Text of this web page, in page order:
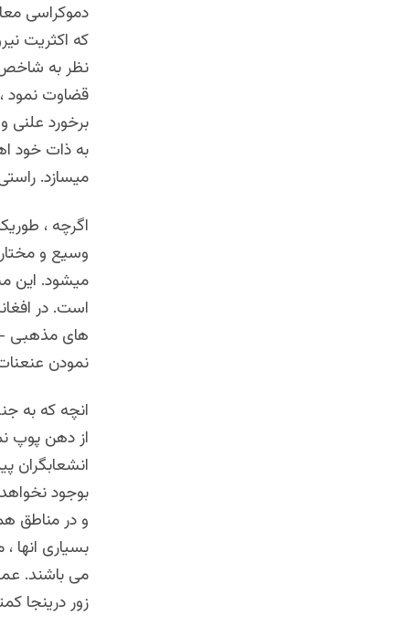
دموکراسی
که اکثریت
نظر به شاخص
قضاوت نمود
برخورد علنی
به ذات خود
میسازد.
اگرچه ،
وسیع و
میشود. این
است. در
های مذهبی –
نمودن
انچه که به
از دهن پوپ
انشعابگران
بوجود
و در مناطق
بسیاری انها ،
می باشند.
زور درینجا